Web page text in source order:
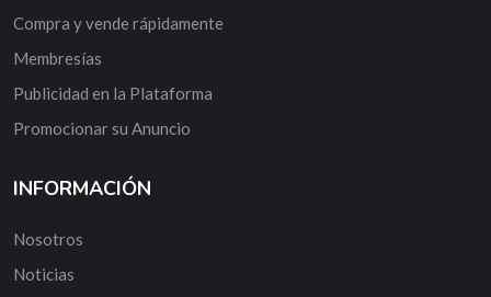
Compra y vende rápidamente
Membresías
Publicidad en la Plataforma
Promocionar su Anuncio
INFORMACIÓN
Nosotros
Noticias